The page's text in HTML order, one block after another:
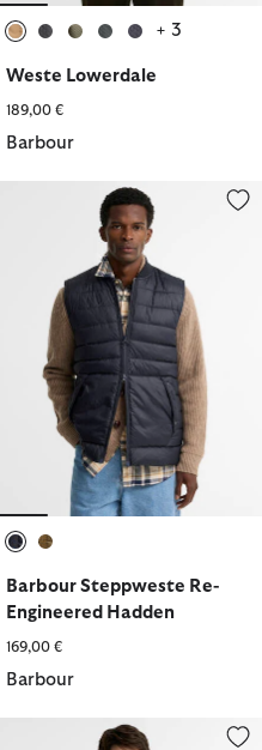
+ 3
Weste Lowerdale
189,00 €
Barbour
Barbour Steppweste Re-
Barbour Steppweste Re-
Engineered Hadden
169,00 €
Barbour